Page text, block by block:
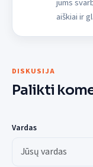
jums
aiškiai ir
DISKUSIJA
Palikti
Vardas